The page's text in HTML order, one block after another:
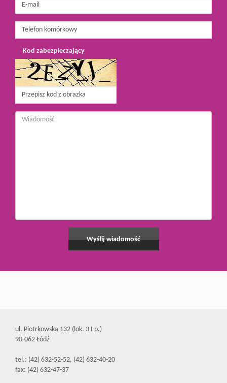
Kod zabezpieczający
ul. Piotrkowska 132 (lok. 3 I p.)
90-062 Łódź
tel.: (42) 632-52-52, (42) 632-40-20
fax: (42) 632-47-37